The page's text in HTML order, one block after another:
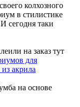
колхозного
в стилистике
сегодня таки
на заказ тут
для
акрила
на основе